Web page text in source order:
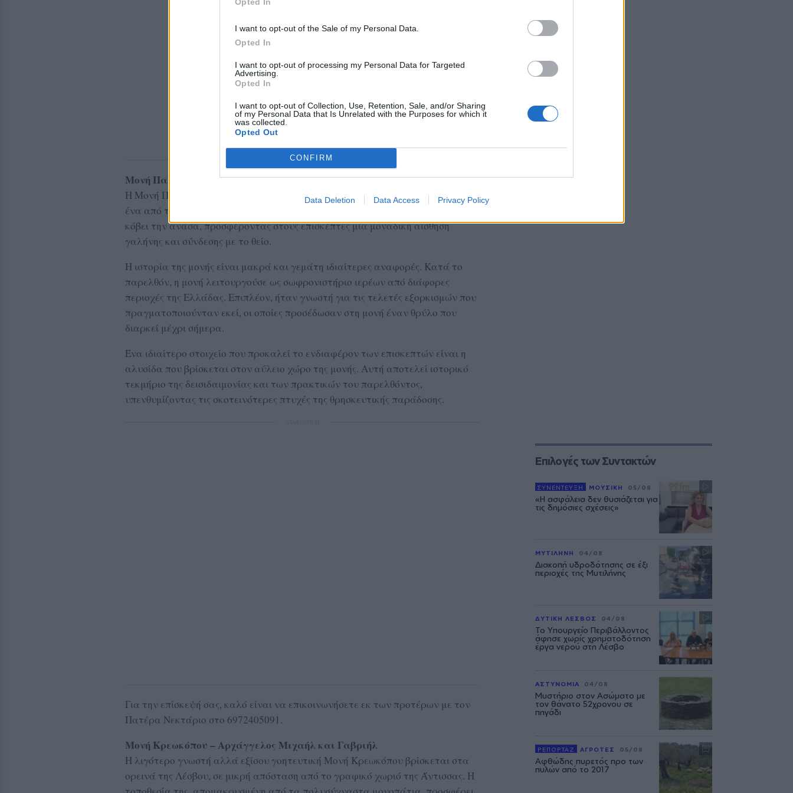
I want to opt-out of the Sale of my Personal Data.
Opted In
I want to opt-out of processing my Personal Data for Targeted
Advertising.
Opted In
I want to opt-out of Collection, Use, Retention, Sale, and/or Sharing
of my Personal Data that Is Unrelated with the Purposes for which it
was collected.
Opted Out
CONFIRM
Data Deletion Data Access Privacy Policy
Μονή Παμμεγίστων Ταξιαρχών – Πυθαρίου
Η Μονή Παμμεγίστων Ταξιαρχών, γνωστή και ως Μονή Πυθαρίου, βρίσκεται σε
ένα από τα πιο μαγευτικά τοπία της Λέσβου. Περιβάλλεται από μια φύση που
κόβει την ανάσα, προσφέροντας στους επισκέπτες μια μοναδική αίσθηση
γαλήνης και σύνδεσης με το θείο.
Η ιστορία της μονής είναι μακρά και γεμάτη ιδιαίτερες αναφορές. Κατά το
παρελθόν, η μονή λειτουργούσε ως σωφρονιστήριο ιερέων από διάφορες
περιοχές της Ελλάδας. Επιπλέον, ήταν γνωστή για τις τελετές εξορκισμών που
πραγματοποιούνταν εκεί, οι οποίες προσέδωσαν στη μονή έναν θρύλο που
διαρκεί μέχρι σήμερα.
Ένα ιδιαίτερο στοιχείο που προκαλεί το ενδιαφέρον των επισκεπτών είναι η
αλυσίδα που βρίσκεται στον αύλειο χώρο της μονής. Αυτή αποτελεί ιστορικό
τεκμήριο της δεισιδαιμονίας και των πρακτικών του παρελθόντος,
υπενθυμίζοντας τις σκοτεινότερες πτυχές της θρησκευτικής παράδοσης.
Για την επίσκεψή σας, καλό είναι να επικοινωνήσετε εκ των προτέρων με τον
Πατέρα Νεκτάριο στο 6972405091.
Μονή Κρεωκόπου – Αρχάγγελος Μιχαήλ και Γαβριήλ
Η λιγότερο γνωστή αλλά εξίσου γοητευτική Μονή Κρεωκόπου βρίσκεται στα
ορεινά της Λέσβου, σε μικρή απόσταση από το γραφικό χωριό της Άντισσας. Η
Επιλογές των Συντακτών
ΣΥΝΕΝΤΕΥΞΗ ΜΟΥΣΙΚΗ 05/08
«Η ασφάλεια δεν θυσιάζεται για
τις δημόσιες σχέσεις»
ΜΥΤΙΛΗΝΗ 04/08
Διακοπή υδροδότησης σε έξι
περιοχές της Μυτιλήνης
ΔΥΤΙΚΗ ΛΕΣΒΟΣ 04/08
Το Υπουργείο Περιβάλλοντος
άφησε χωρίς χρηματοδότηση
έργα νερού στη Λέσβο
ΑΣΤΥΝΟΜΙΑ 04/08
Μυστήριο στον Ασώματο με
τον θάνατο 52χρονου σε
πηγάδι
ΡΕΠΟΡΤΑΖ ΑΓΡΟΤΕΣ 05/08
Αφθώδης πυρετός προ των
πυλών από το 2017